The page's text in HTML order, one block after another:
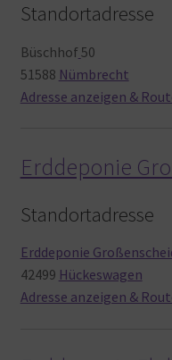
Standortadresse
Büschhof 50
51588 Nümbrecht
Adresse anzeigen &
Erddeponie
Standortadresse
Erddeponie
42499 Hückeswagen
Adresse anzeigen &